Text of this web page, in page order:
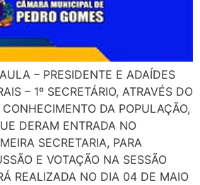
– PRESIDENTE E ADAÍDES
– 1º SECRETÁRIO, ATRAVÉS DO
DA POPULAÇÃO,
DERAM ENTRADA NO
SECRETARIA, PARA
E VOTAÇÃO NA SESSÃO
REALIZADA NO DIA 04 DE MAIO